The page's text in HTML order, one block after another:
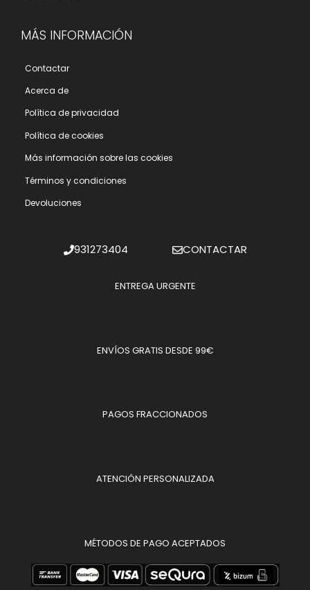
MÁS INFORMACIÓN
Contactar
Acerca de
Polí­tica de privacidad
Polí­tica de cookies
Más información sobre las cookies
Términos y condiciones
Devoluciones
931273404 CONTACTAR
ENTREGA URGENTE
ENVÍOS GRATIS DESDE 99€
PAGOS FRACCIONADOS
ATENCIÓN PERSONALIZADA
MÉTODOS DE PAGO ACEPTADOS